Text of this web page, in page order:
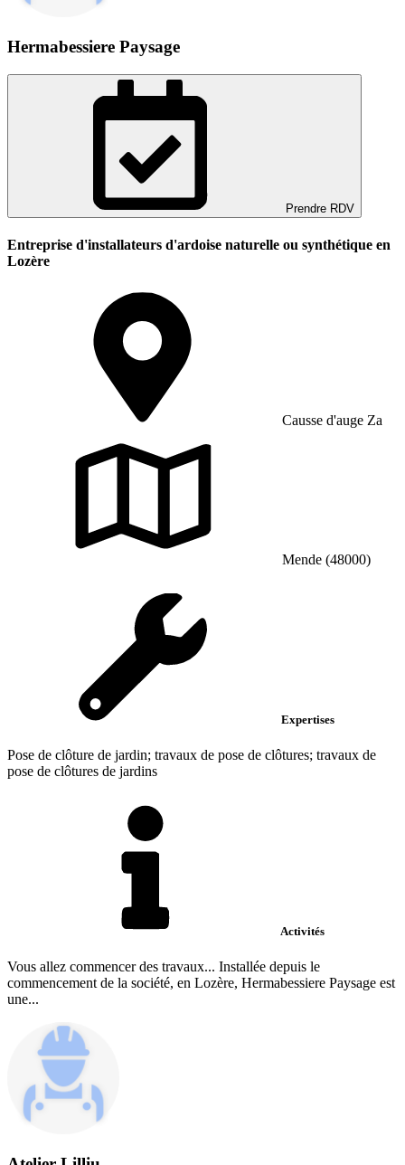
Hermabessiere Paysage
Prendre RDV
Entreprise d'installateurs d'ardoise naturelle ou synthétique en
Lozère
Causse d'auge Za
Mende (48000)
Expertises
Pose de clôture de jardin; travaux de pose de clôtures; travaux de
pose de clôtures de jardins
Activités
Vous allez commencer des travaux... Installée depuis le
commencement de la société, en Lozère, Hermabessiere Paysage est
une...